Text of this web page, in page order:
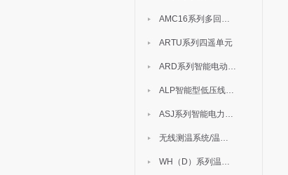
AMC16系列多回路监控装置
ARTU系列四遥单元
ARD系列智能电动机保护器
ALP智能型低压线路保护装置
ASJ系列智能电力继电器
无线测温系统/温度巡检
WH（D）系列温湿度控制器